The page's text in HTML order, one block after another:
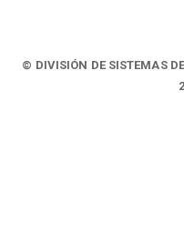
© DIVISIÓN DE SISTEMAS